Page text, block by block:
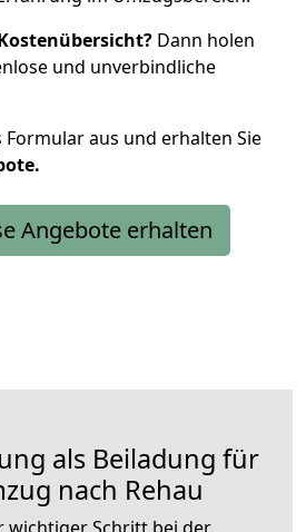
Dann holen
und unverbindliche
Formular aus und erhalten Sie
Angebote erhalten
als Beiladung für
nach Rehau